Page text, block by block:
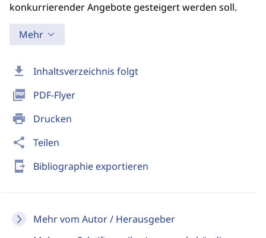
download Inhaltsverzeichnis folgt
picture_as_pdf PDF-Flyer
print Drucken
share Teilen
send_to_mobile Bibliographie exportieren
Mehr vom Autor / Herausgeber
konkurrierender Angebote gesteigert werden soll.
Mehr